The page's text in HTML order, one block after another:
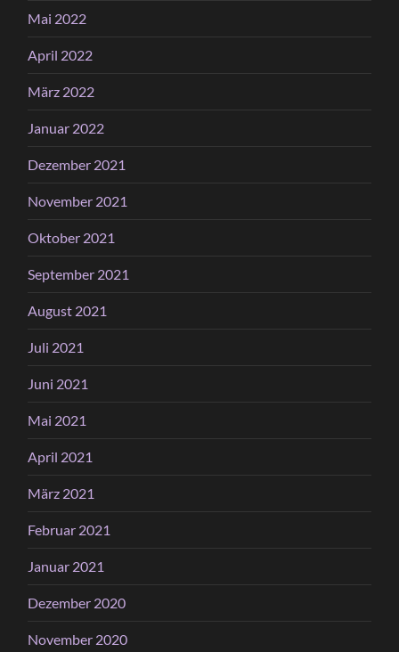
Mai 2022
April 2022
März 2022
Januar 2022
Dezember 2021
November 2021
Oktober 2021
September 2021
August 2021
Juli 2021
Juni 2021
Mai 2021
April 2021
März 2021
Februar 2021
Januar 2021
Dezember 2020
November 2020